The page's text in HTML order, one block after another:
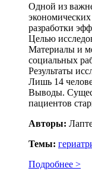
Одной из
разработки
Целью
Материалы и
социальных
Результаты
Лишь 14
Выводы.
пациентов
Авторы:
Темы:
Подробнее >